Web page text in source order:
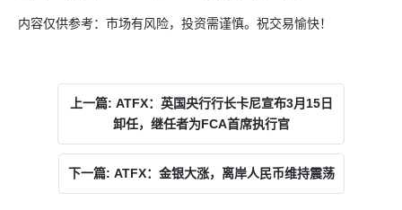
内容仅供参考：市场有风险，投资需谨慎。祝交易愉快！
上一篇: ATFX：英国央行行长卡尼宣布3月15日
卸任，继任者为FCA首席执行官
下一篇: ATFX：金银大涨，离岸人民币维持震荡